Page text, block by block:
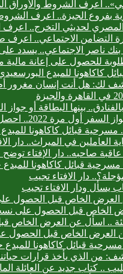
اعرف الشروط والأوراق
بفروع الجيزة.. اعرف
المصري لحديثي التخرج..
الاجتماعي.. يسدد على 3
للحصول على إعانة مالية
كاكاهونا للمبدع
لك: هل أنت إنسان مغرور
بينها البطاقة أو جواز
احصل عليه خلال 24 ساعة
.. مسرحية قبائل كاكاهونا
العاملين في الميراث.. دار
عاقبة صاحبه.. دار الإفتاء
.. مسرحية قبائل كاكاهونا
دار الافتاء تجيب
يسأل ودار الافتاء تجيب
العرض الخاص قبل الحصول
الخاص قبل الحصول على
.. اسأل عن العرض الخاص
العرض الخاص قبل الحصول
مسرحية قبائل كاكاهونا
من الذي يأخذ قرارات
.. كتاب جديد عن العائلة